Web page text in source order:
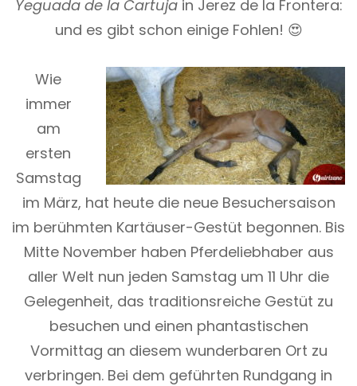
Yeguada de la Cartujain Jerez de la Frontera:
und es gibt schon einige Fohlen! 😍
Wie
immer
am
ersten
Samstag
im März, hat heute die neue Besuchersaison
im berühmten Kartäuser-Gestüt begonnen. Bis
Mitte November haben Pferdeliebhaber aus
aller Welt nun jeden Samstag um 11 Uhr die
Gelegenheit, das traditionsreiche Gestüt zu
besuchen und einen phantastischen
Vormittag an diesem wunderbaren Ort zu
verbringen. Bei dem geführten Rundgang in